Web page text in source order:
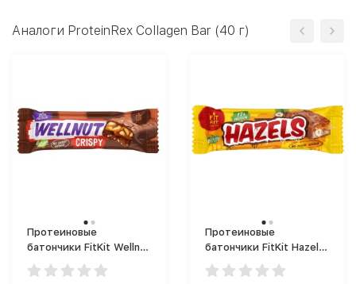
Аналоги ProteinRex Collagen Bar (40 г)
Протеиновые
батончики FitKit Wellnut
(45 г)
Протеиновые
батончики FitKit Hazels
(45 г)